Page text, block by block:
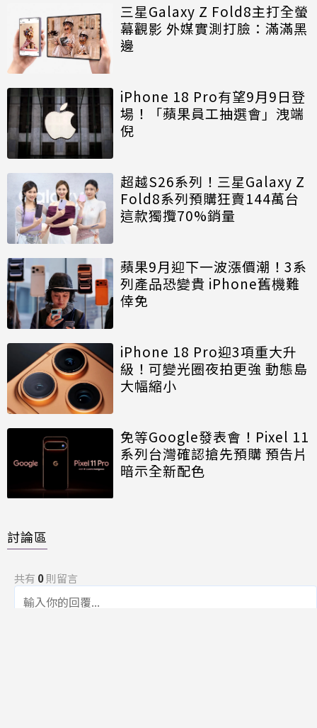
三星Galaxy Z Fold8主打全螢
幕觀影 外媒實測打臉：滿滿黑
邊
iPhone 18 Pro有望9月9日登
場！「蘋果員工抽選會」洩端
倪
超越S26系列！三星Galaxy Z
Fold8系列預購狂賣144萬台
這款獨攬70%銷量
蘋果9月迎下一波漲價潮！3系
列產品恐變貴 iPhone舊機難
倖免
iPhone 18 Pro迎3項重大升
級！可變光圈夜拍更強 動態島
大幅縮小
免等Google發表會！Pixel 11
系列台灣確認搶先預購 預告片
暗示全新配色
討論區
共有 0則留言